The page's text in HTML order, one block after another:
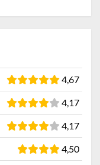
4,67
4,17
4,17
4,50